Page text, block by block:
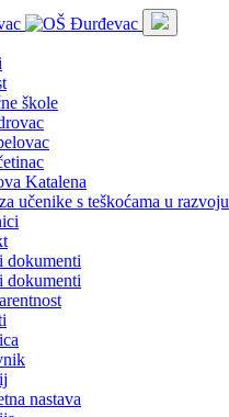
škole
Katalena
učenike s teškoćama u razvoju
dokumenti
dokumenti
nastava